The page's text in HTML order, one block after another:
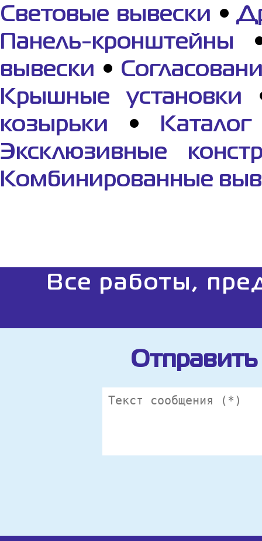
Световые вывески •
Панель-кронштейны
вывески •
Крышные установки
козырьки •
Эксклюзивные
Комбинированные
Все работы,
Отправить